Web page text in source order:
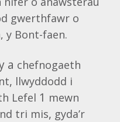
gwerthfawr o
y Bont-faen.
a chefnogaeth
, llwyddodd i
Lefel 1 mewn
tri mis, gyda’r